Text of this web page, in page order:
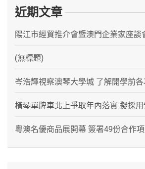
近期文章
陽江市經貿推介會暨澳門企業家座談
(無標題)
岑浩輝視察澳琴大學城 了解開學前
橫琴單牌車北上爭取年內落實 擬採
粵澳名優商品展開幕 簽署49份合作項